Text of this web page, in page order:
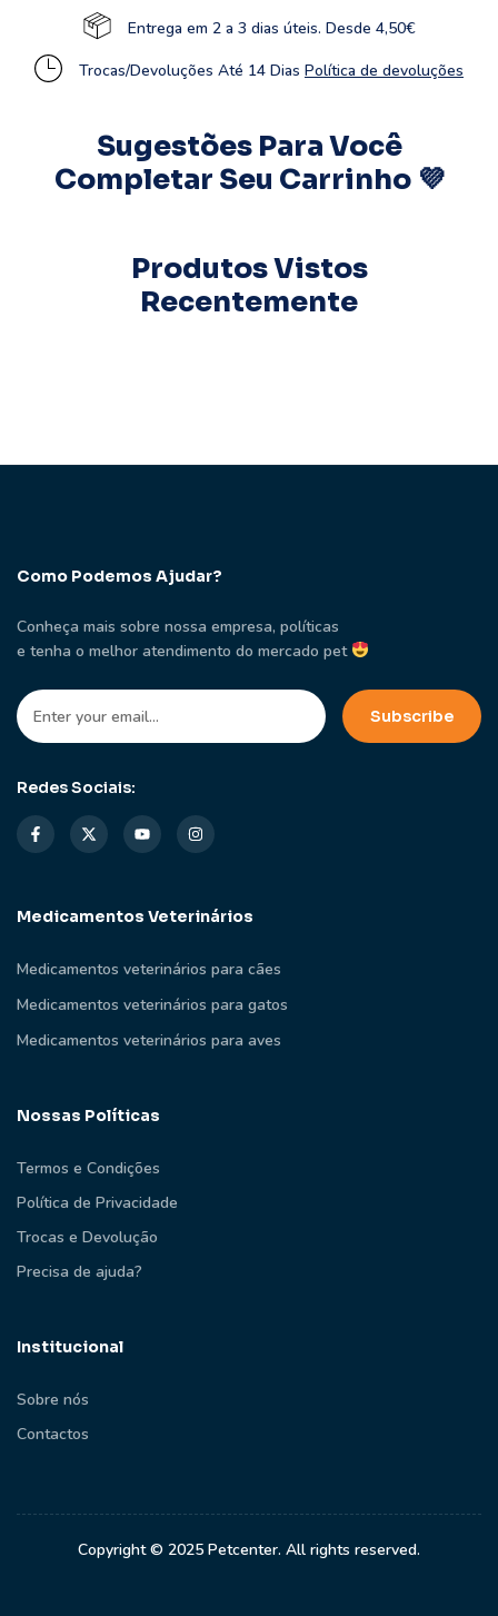
Entrega em 2 a 3 dias úteis. Desde 4,50€
Trocas/Devoluções Até 14 Dias Política de devoluções
Sugestões Para Você
Completar Seu Carrinho 💜
Produtos Vistos
Recentemente
Como Podemos Ajudar?
Conheça mais sobre nossa empresa, políticas
e tenha o melhor atendimento do mercado pet
Redes Sociais:
Medicamentos Veterinários
Medicamentos veterinários para cães
Medicamentos veterinários para gatos
Medicamentos veterinários para aves
Nossas Políticas
Termos e Condições
Política de Privacidade
Trocas e Devolução
Precisa de ajuda?
Institucional
Sobre nós
Contactos
Copyright © 2025 Petcenter. All rights reserved.